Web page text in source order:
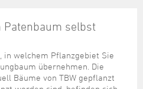
Patenbaum selbst
in welchem Pflanzgebiet Sie
übernehmen. Die
Bäume von TBW gepflanzt